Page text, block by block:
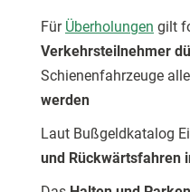
Für Überholungen gilt
Verkehrsteilnehmer
Schienenfahrzeuge
werden
Laut Bußgeldkatalog
und Rückwärtsfahren